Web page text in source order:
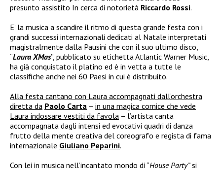
presunto assistito In cerca di notorietà Riccardo Rossi.
E’ la musica a scandire il ritmo di questa grande festa con i
grandi successi internazionali dedicati al Natale interpretati
magistralmente dalla Pausini che con il suo ultimo disco,
“Laura XMas”, pubblicato su etichetta Atlantic Warner Music,
ha già conquistato il platino ed è in vetta a tutte le
classifiche anche nei 60 Paesi in cui è distribuito.
Alla festa cantano con Laura accompagnati dall’orchestra
diretta da Paolo Carta – in una magica cornice che vede
Laura indossare vestiti da favola – l’artista canta
accompagnata dagli intensi ed evocativi quadri di danza
frutto della mente creativa del coreografo e regista di fama
internazionale Giuliano Peparini.
Con lei in musica nell’incantato mondo di “House Party”si